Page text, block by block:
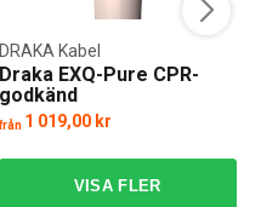
Draka EXQ-Pure CPR-
godkänd
DRAKA Kabel
från 1 019,00 kr